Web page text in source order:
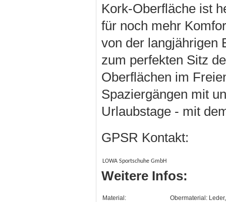
Kork-Oberfläche ist
für noch mehr
von der langjährigen
zum perfekten Sitz
Oberflächen im
Spaziergängen mit
Urlaubstage - mit
GPSR Kontakt:
LOWA Sport­schuhe GmbH
Weitere Infos:
Material:
Obermaterial: